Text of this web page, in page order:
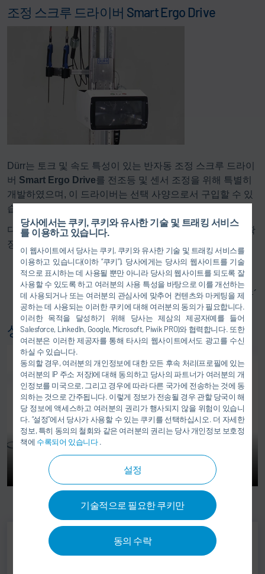
당사에서는 쿠키, 쿠키와 유사한 기술 및 트래킹 서비스
를 이용하고 있습니다.
이 웹사이트에서 당사는 쿠키, 쿠키와 유사한 기술 및 트래킹 서비스를
이용하고 있습니다(이하 “쿠키”). 당사에게는 당사의 웹사이트를 기술
적으로 표시하는 데 사용될 뿐만 아니라 당사의 웹사이트를 되도록 잘
사용할 수 있도록 하고 여러분의 사용 특성을 바탕으로 이를 개선하는
데 사용되거나 또는 여러분의 관심사에 맞추어 컨텐츠와 마케팅을 제
공하는 데 사용되는 이러한 쿠키에 대해 여러분의 동의가 필요합니다.
이러한 목적을 달성하기 위해 당사는 제삼의 제공자(예를 들어
Salesforce, LinkedIn, Google, Microsoft, Piwik PRO)와 협력합니다. 또한
여러분은 이러한 제공자를 통해 타사의 웹사이트에서도 광고를 수신
하실 수 있습니다.
동의할 경우, 여러분의 개인정보에 대한 모든 후속 처리(프로필에 있는
여러분의 IP 주소 저장)에 대해 동의하고 당사의 파트너가 여러분의 개
인정보를 미국으로, 그리고 경우에 따라 다른 국가에 전송하는 것에 동
의하는 것으로 간주됩니다. 이렇게 정보가 전송될 경우 관할 당국이 해
당 정보에 액세스하고 여러분의 권리가 행사되지 않을 위험이 있습니
다. “설정”에서 당사가 사용할 수 있는 쿠키를 선택하십시오. 더 자세한
정보, 특히 동의의 철회와 같은 여러분의 권리는 당사 개인정보 보호정
책에 수록되어 있습니다.
설정
기술적으로 필요한 쿠키만
동의 수락
조정 스크루 드라이버 Smart Ergo Drive
Dürr는 토크 및 속도 특성이 있는 반자동 조정 스크루 드라이
버 Smart Ergo Drive를 전조등 및 센서 조정을 위해 특별히
개발하였으며, 이 드라이버는 선택 사양으로서 구입할 수 있
습니다.
다음 장비를 조정하고 점검할 수 있는 도구로 이 시스템을 확
장할 수도 있습니다.
레이더 거리 센서 - 집광 상자를 변형함으로써 보조 거
울 이용
적외선 거리 센서 - 집광 상자에 있는 단색 카메라 이용´
상용차용 생산 라인 마지막 구역 전체
Timo Wallscheid